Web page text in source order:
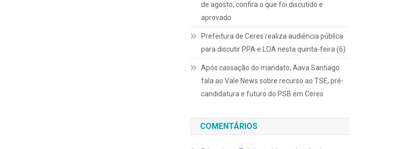
de agosto; confira o que foi discutido e
aprovado
Prefeitura de Ceres realiza audiência pública
para discutir PPA e LOA nesta quinta-feira (6)
Após cassação do mandato, Aava Santiago
fala ao Vale News sobre recurso ao TSE, pré-
candidatura e futuro do PSB em Ceres
COMENTÁRIOS